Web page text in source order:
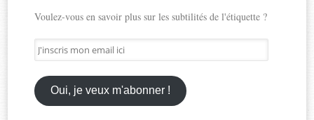
Voulez-vous en savoir plus sur les subtilités de l'étiquette ?
J'inscris
mon
email
ici
Oui, je veux m'abonner !